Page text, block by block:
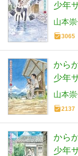
少年
山本
3065
から
少年
山本
2137
から
少年